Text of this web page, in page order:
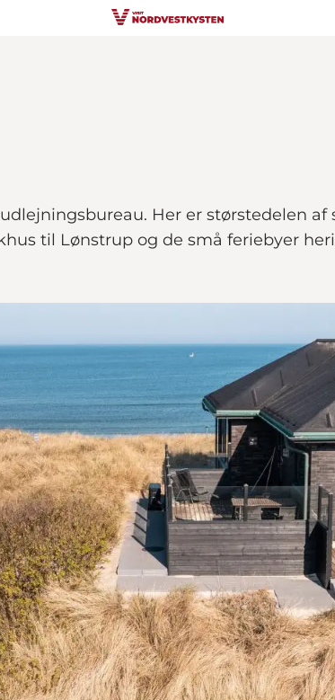
Her er størstedelen
til Lønstrup og de små feriebyer